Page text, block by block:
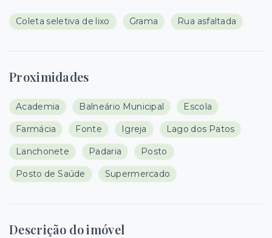
Coleta seletiva de lixo Grama Rua asfaltada
Proximidades
Academia Balneário Municipal Escola
Farmácia Fonte Igreja Lago dos Patos
Lanchonete Padaria Posto
Posto de Saúde Supermercado
Descrição do imóvel